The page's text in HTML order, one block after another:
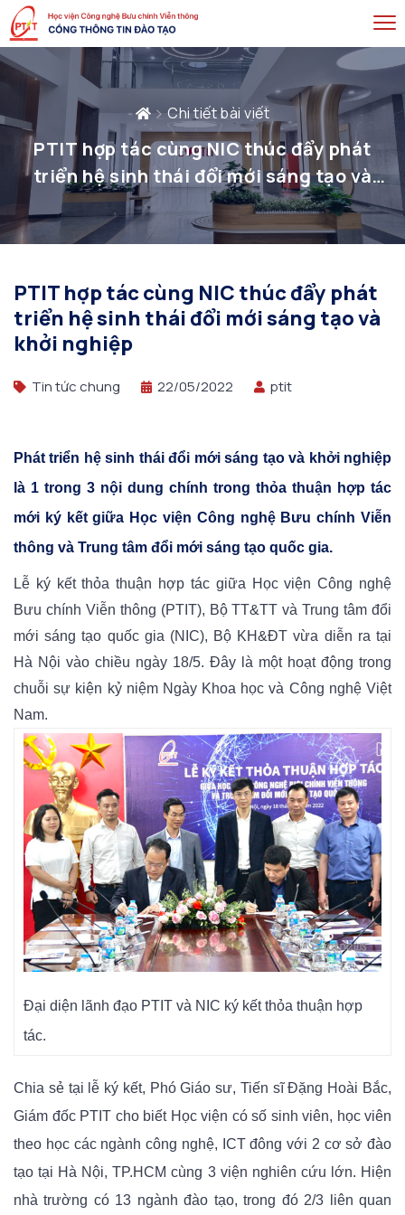
Chi tiết bài viết
PTIT hợp tác cùng NIC thúc đẩy phát
triển hệ sinh thái đổi mới sáng tạo và
khởi nghiệp
PTIT hợp tác cùng NIC thúc đẩy phát
triển hệ sinh thái đổi mới sáng tạo và
khởi nghiệp
Tin tức chung 22/05/2022 ptit
Phát triển hệ sinh thái đổi mới sáng tạo và khởi nghiệp
là 1 trong 3 nội dung chính trong thỏa thuận hợp tác
mới ký kết giữa Học viện Công nghệ Bưu chính Viễn
thông và Trung tâm đổi mới sáng tạo quốc gia.
Lễ ký kết thỏa thuận hợp tác giữa Học viện Công nghệ
Bưu chính Viễn thông (PTIT), Bộ TT&TT và Trung tâm đổi
mới sáng tạo quốc gia (NIC), Bộ KH&ĐT vừa diễn ra tại
Hà Nội vào chiều ngày 18/5. Đây là một hoạt động trong
chuỗi sự kiện kỷ niệm Ngày Khoa học và Công nghệ Việt
Nam.
Đại diện lãnh đạo PTIT và NIC ký kết thỏa thuận hợp
tác.
Chia sẻ tại lễ ký kết, Phó Giáo sư, Tiến sĩ Đặng Hoài Bắc,
Giám đốc PTIT cho biết Học viện có số sinh viên, học viên
theo học các ngành công nghệ, ICT đông với 2 cơ sở đào
tạo tại Hà Nội, TP.HCM cùng 3 viện nghiên cứu lớn. Hiện
nhà trường có 13 ngành đào tạo, trong đó 2/3 liên quan